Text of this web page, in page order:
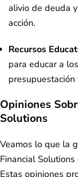
alivio de deuda
acción.
Recursos
para educar a
Opiniones
Solutions
Veamos lo que la
Financial
Estas opiniones